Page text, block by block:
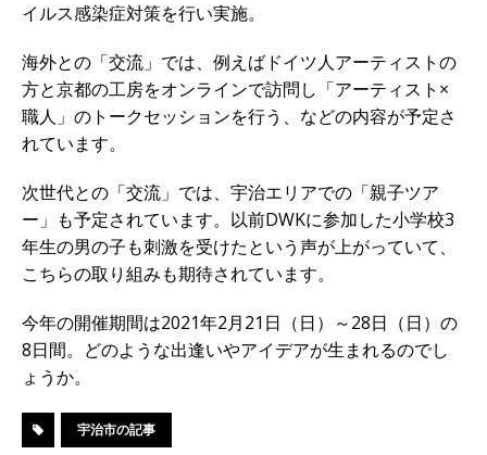
イルス感染症対策を行い実施。
海外との「交流」では、例えばドイツ人アーティストの
方と京都の工房をオンラインで訪問し「アーティスト×
職人」のトークセッションを行う、などの内容が予定さ
れています。
次世代との「交流」では、宇治エリアでの「親子ツア
ー」も予定されています。以前DWKに参加した小学校3
年生の男の子も刺激を受けたという声が上がっていて、
こちらの取り組みも期待されています。
今年の開催期間は2021年2月21日（日）～28日（日）の
8日間。どのような出逢いやアイデアが生まれるのでし
ょうか。
宇治市の記事